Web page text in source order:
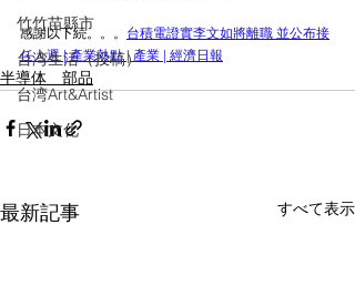
竹竹苗縣市
台湾生活（投稿）
台湾Art&Artist
日本文化
感謝以下続。。。 台積電證實李文如將離職 並公布接
任人選 | 產業熱點 | 產業 | 經濟日報
半導体 部品
最新記事 すべて表示